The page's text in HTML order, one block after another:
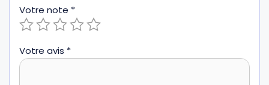
Votre note *
Votre avis *